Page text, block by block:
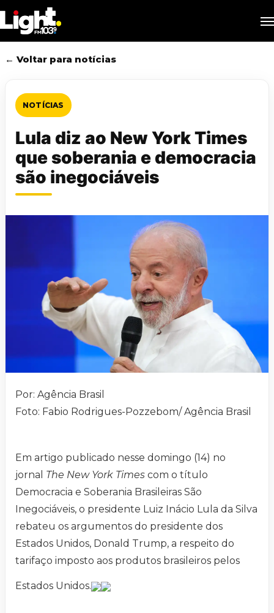
to
main
content
← Voltar para notícias
NOTÍCIAS
Lula diz ao New York Times
que soberania e democracia
são inegociáveis
Por: Agência Brasil
Foto: Fabio Rodrigues-Pozzebom/ Agência Brasil
Em artigo publicado nesse domingo (14) no
jornal The New York Times com o título
Democracia e Soberania Brasileiras São
Inegociáveis, o presidente Luiz Inácio Lula da Silva
rebateu os argumentos do presidente dos
Estados Unidos, Donald Trump, a respeito do
tarifaço imposto aos produtos brasileiros pelos
Estados Unidos.